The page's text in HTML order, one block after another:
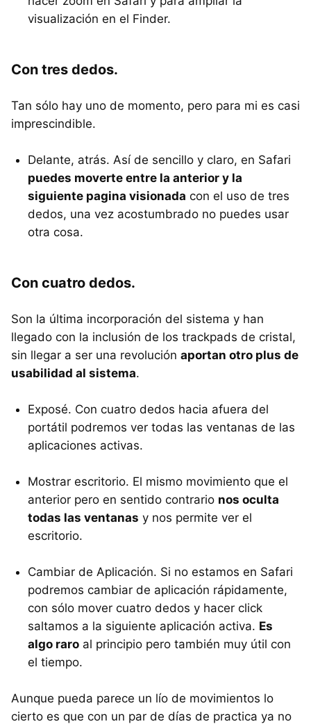
visualización en el Finder.
Con tres dedos.
Tan sólo hay uno de momento, pero para mi es casi
imprescindible.
Delante, atrás. Así de sencillo y claro, en Safari
puedes moverte entre la anterior y la
siguiente pagina visionada con el uso de tres
dedos, una vez acostumbrado no puedes usar
otra cosa.
Con cuatro dedos.
Son la última incorporación del sistema y han
llegado con la inclusión de los trackpads de cristal,
sin llegar a ser una revolución aportan otro plus de
usabilidad al sistema.
Exposé. Con cuatro dedos hacia afuera del
portátil podremos ver todas las ventanas de las
aplicaciones activas.
Mostrar escritorio. El mismo movimiento que el
anterior pero en sentido contrario nos oculta
todas las ventanas y nos permite ver el
escritorio.
Cambiar de Aplicación. Si no estamos en Safari
podremos cambiar de aplicación rápidamente,
con sólo mover cuatro dedos y hacer click
saltamos a la siguiente aplicación activa. Es
algo raro al principio pero también muy útil con
el tiempo.
Aunque pueda parece un lío de movimientos lo
cierto es que con un par de días de practica ya no